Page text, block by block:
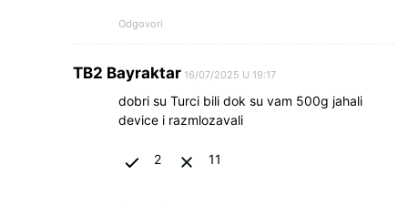
Odgovori
TB2 Bayraktar 16/07/2025 U 19:17
dobri su Turci bili dok su vam 500g jahali
device i razmlozavali
2 11